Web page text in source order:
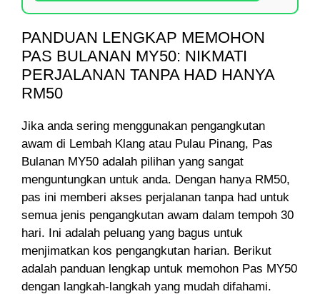
PANDUAN LENGKAP MEMOHON
PAS BULANAN MY50: NIKMATI
PERJALANAN TANPA HAD HANYA
RM50
Jika anda sering menggunakan pengangkutan
awam di Lembah Klang atau Pulau Pinang, Pas
Bulanan MY50 adalah pilihan yang sangat
menguntungkan untuk anda. Dengan hanya RM50,
pas ini memberi akses perjalanan tanpa had untuk
semua jenis pengangkutan awam dalam tempoh 30
hari. Ini adalah peluang yang bagus untuk
menjimatkan kos pengangkutan harian. Berikut
adalah panduan lengkap untuk memohon Pas MY50
dengan langkah-langkah yang mudah difahami.